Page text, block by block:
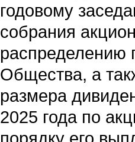
годовому
собрания
распределению
Общества, а
размера
2025 года по